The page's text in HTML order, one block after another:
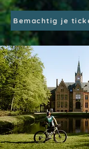
Bemachtig je